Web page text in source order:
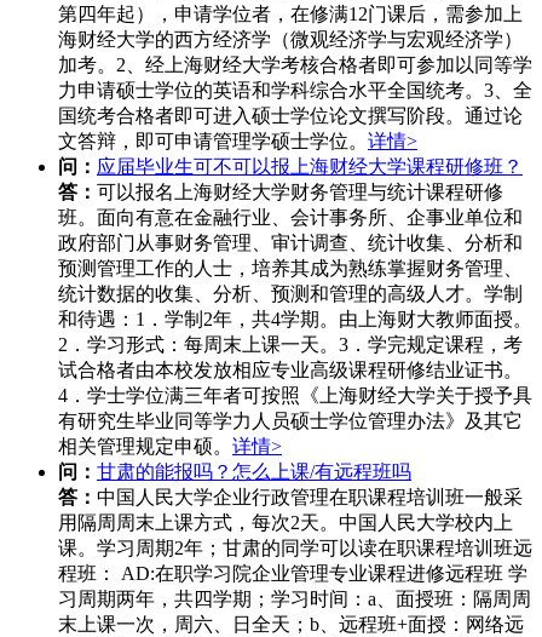
第四年起），申请学位者，在修满12门课后，需参加上
海财经大学的西方经济学（微观经济学与宏观经济学）
加考。2、经上海财经大学考核合格者即可参加以同等学
力申请硕士学位的英语和学科综合水平全国统考。3、全
国统考合格者即可进入硕士学位论文撰写阶段。通过论
文答辩，即可申请管理学硕士学位。 详情>
问： 应届毕业生可不可以报上海财经大学课程研修班？
答： 可以报名上海财经大学财务管理与统计课程研修
班。面向有意在金融行业、会计事务所、企事业单位和
政府部门从事财务管理、审计调查、统计收集、分析和
预测管理工作的人士，培养其成为熟练掌握财务管理、
统计数据的收集、分析、预测和管理的高级人才。学制
和待遇：1．学制2年，共4学期。由上海财大教师面授。
2．学习形式：每周末上课一天。3．学完规定课程，考
试合格者由本校发放相应专业高级课程研修结业证书。
4．学士学位满三年者可按照《上海财经大学关于授予具
有研究生毕业同等学力人员硕士学位管理办法》及其它
相关管理规定申硕。 详情>
问： 甘肃的能报吗？怎么上课/有远程班吗
答： 中国人民大学企业行政管理在职课程培训班一般采
用隔周周末上课方式，每次2天。中国人民大学校内上
课。学习周期2年；甘肃的同学可以读在职课程培训班远
程班： AD:在职学习院企业管理专业课程进修远程班 学
习周期两年，共四学期；学习时间：a、面授班：隔周周
末上课一次，周六、日全天；b、远程班+面授：网络远